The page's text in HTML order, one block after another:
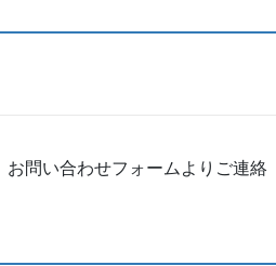
問い合わせフォームよりご連絡